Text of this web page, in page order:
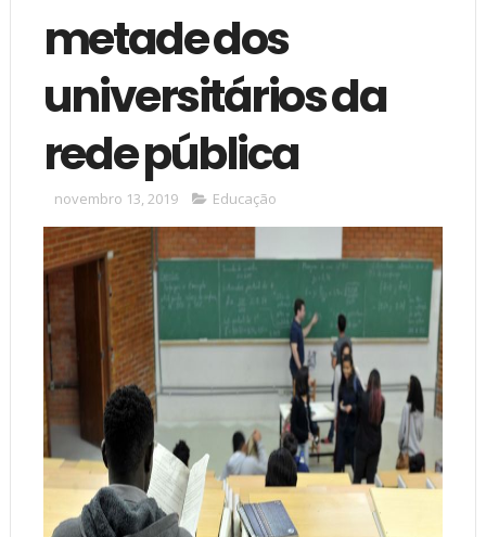
metade dos
universitários da
rede pública
novembro 13, 2019 Educação